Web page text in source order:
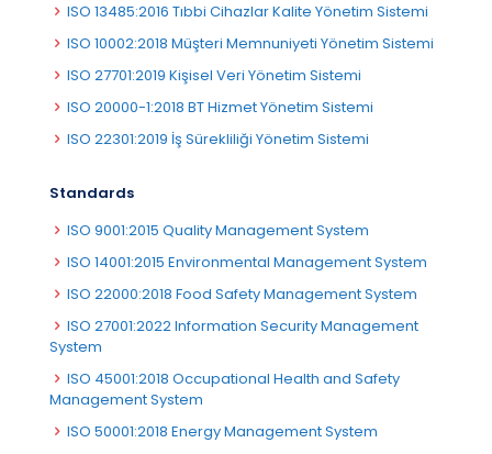
ISO 13485:2016 Tıbbi Cihazlar Kalite Yönetim Sistemi
ISO 10002:2018 Müşteri Memnuniyeti Yönetim Sistemi
ISO 27701:2019 Kişisel Veri Yönetim Sistemi
ISO 20000-1:2018 BT Hizmet Yönetim Sistemi
ISO 22301:2019 İş Sürekliliği Yönetim Sistemi
Standards
ISO 9001:2015 Quality Management System
ISO 14001:2015 Environmental Management System
ISO 22000:2018 Food Safety Management System
ISO 27001:2022 Information Security Management
System
ISO 45001:2018 Occupational Health and Safety
Management System
ISO 50001:2018 Energy Management System